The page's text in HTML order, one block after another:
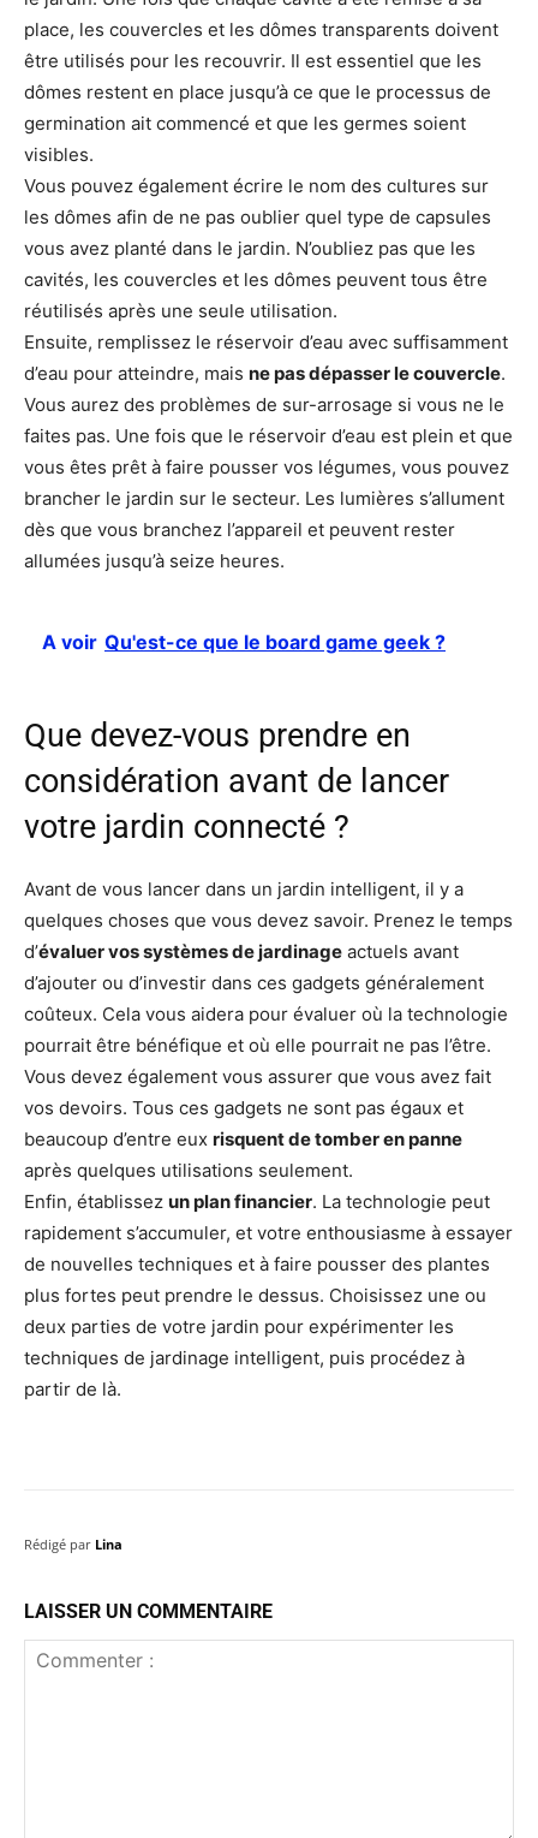
place, les couvercles et les dômes transparents doivent
être utilisés pour les recouvrir. Il est essentiel que les
dômes restent en place jusqu’à ce que le processus de
germination ait commencé et que les germes soient
visibles.
Vous pouvez également écrire le nom des cultures sur
les dômes afin de ne pas oublier quel type de capsules
vous avez planté dans le jardin. N’oubliez pas que les
cavités, les couvercles et les dômes peuvent tous être
réutilisés après une seule utilisation.
Ensuite, remplissez le réservoir d’eau avec suffisamment
d’eau pour atteindre, mais ne pas dépasser le couvercle.
Vous aurez des problèmes de sur-arrosage si vous ne le
faites pas. Une fois que le réservoir d’eau est plein et que
vous êtes prêt à faire pousser vos légumes, vous pouvez
brancher le jardin sur le secteur. Les lumières s’allument
dès que vous branchez l’appareil et peuvent rester
allumées jusqu’à seize heures.
A voir Qu'est-ce que le board game geek ?
Que devez-vous prendre en
considération avant de lancer
votre jardin connecté ?
Avant de vous lancer dans un jardin intelligent, il y a
quelques choses que vous devez savoir. Prenez le temps
d’évaluer vos systèmes de jardinage actuels avant
d’ajouter ou d’investir dans ces gadgets généralement
coûteux. Cela vous aidera pour évaluer où la technologie
pourrait être bénéfique et où elle pourrait ne pas l’être.
Vous devez également vous assurer que vous avez fait
vos devoirs. Tous ces gadgets ne sont pas égaux et
beaucoup d’entre eux risquent de tomber en panne
après quelques utilisations seulement.
Enfin, établissez un plan financier. La technologie peut
rapidement s’accumuler, et votre enthousiasme à essayer
de nouvelles techniques et à faire pousser des plantes
plus fortes peut prendre le dessus. Choisissez une ou
deux parties de votre jardin pour expérimenter les
techniques de jardinage intelligent, puis procédez à
partir de là.
Rédigé par Lina
LAISSER UN COMMENTAIRE